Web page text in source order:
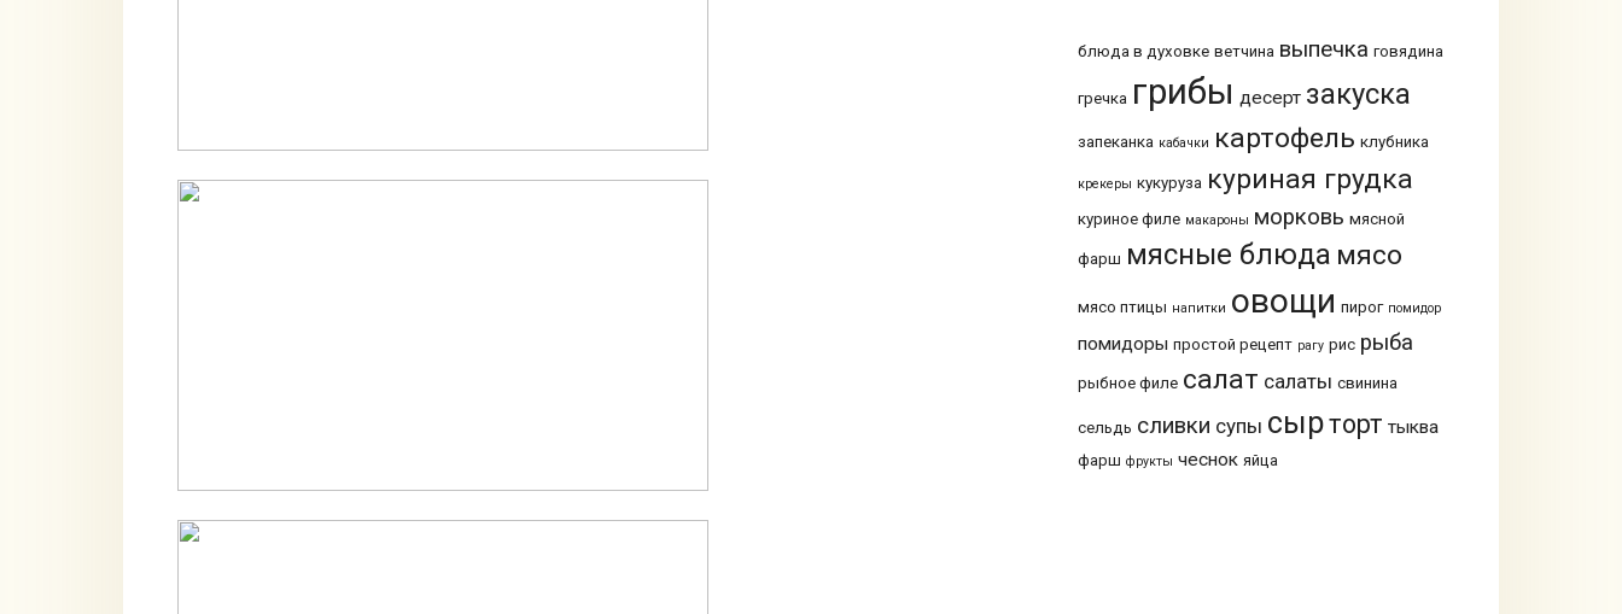
блюда в духовке ветчина выпечка говядина
гречка грибы десерт закуска
запеканка кабачки картофель клубника
крекеры кукуруза куриная грудка
куриное филе макароны морковь мясной
фарш мясные блюда мясо
мясо птицы напитки овощи пирог помидор
помидоры простой рецепт рагу рис рыба
рыбное филе салат салаты свинина
сельдь сливки супы сырторт тыква
фарш фрукты чеснок яйца